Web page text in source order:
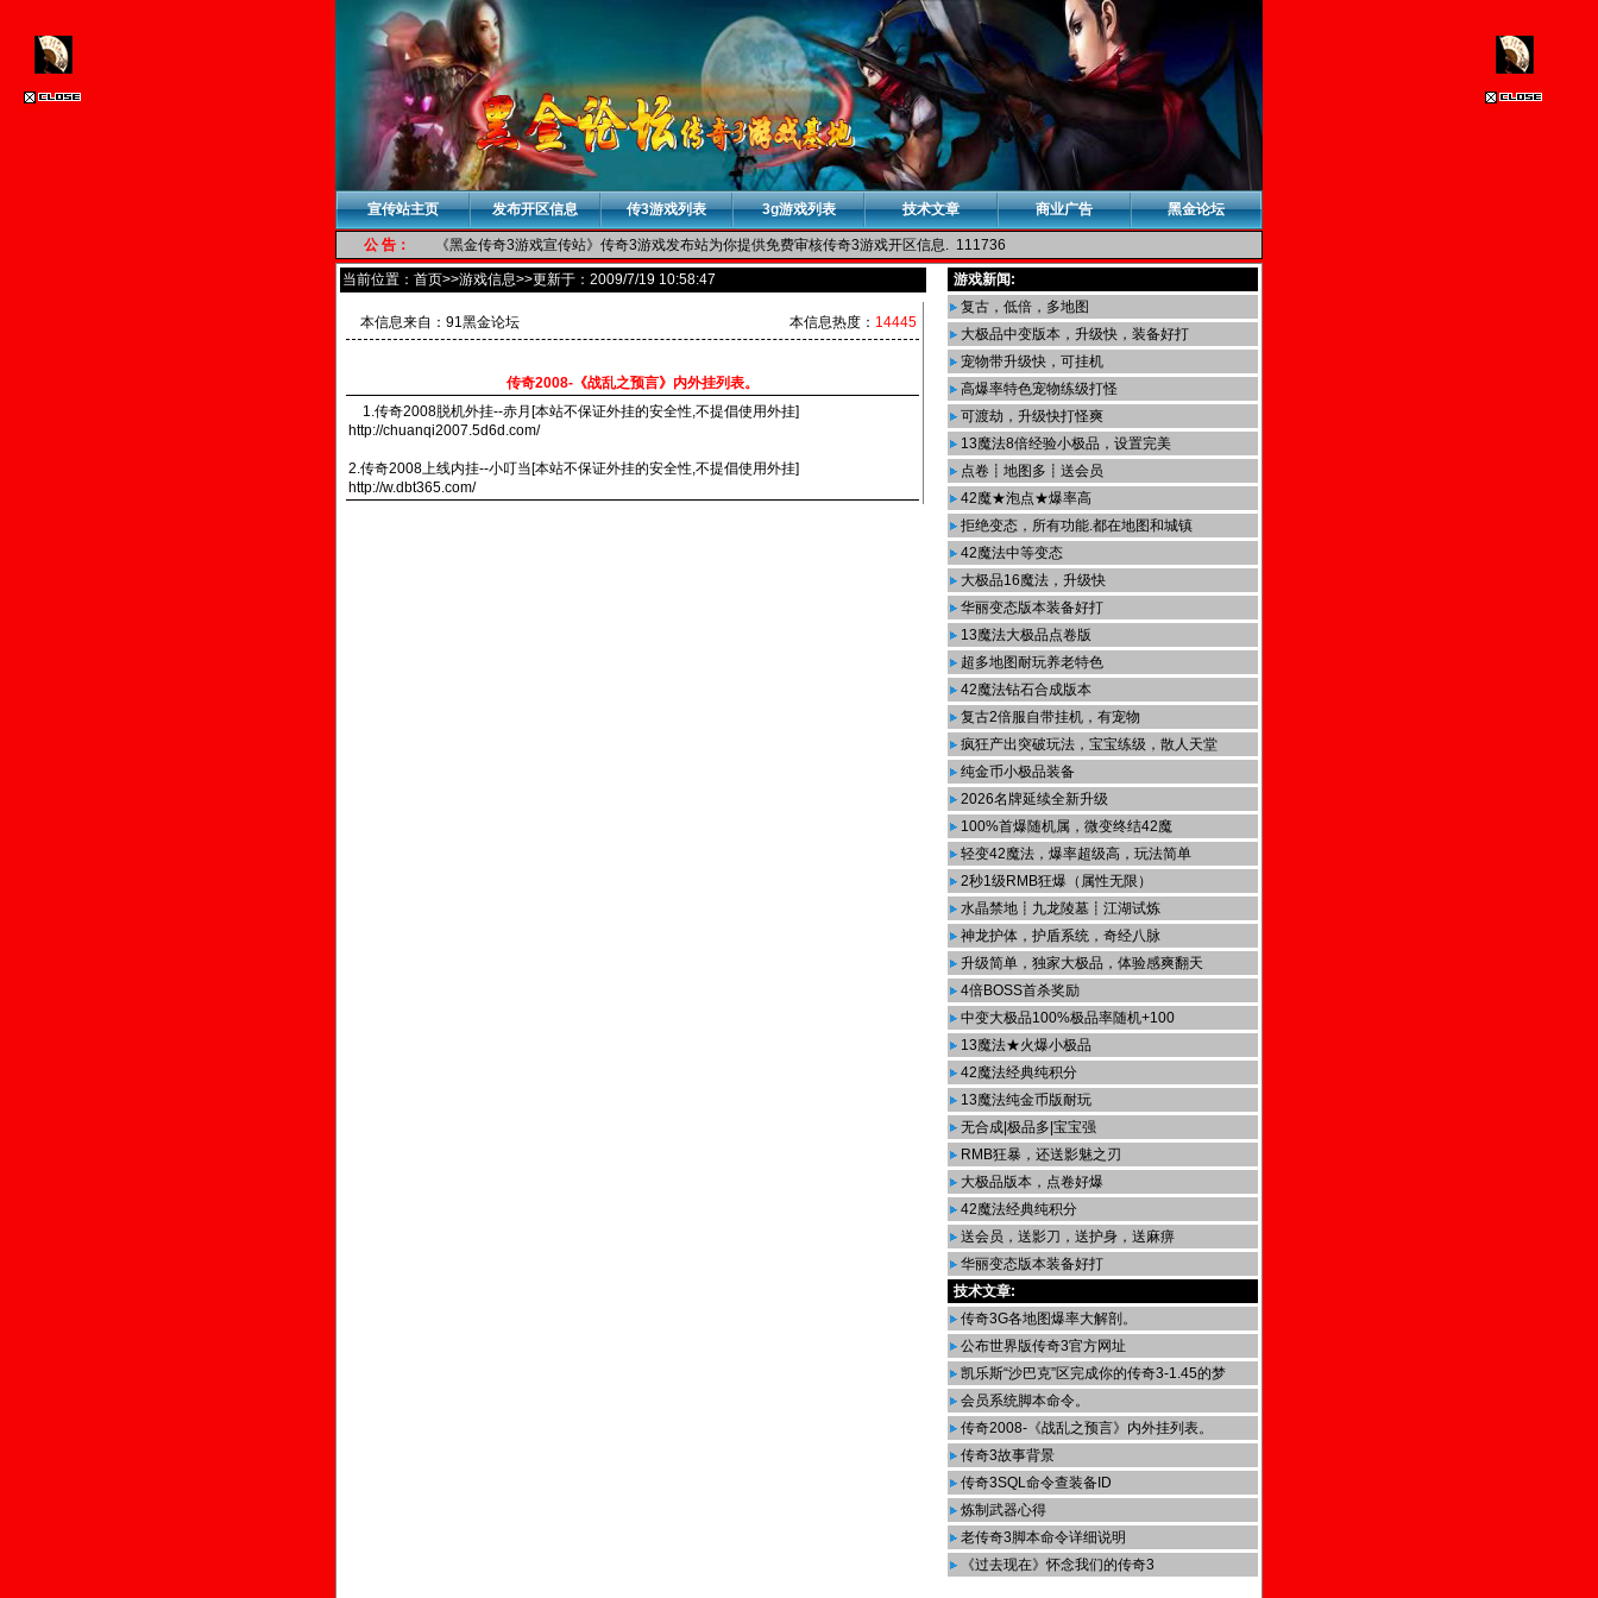
宣传站主页 发布开区信息 传3游戏列表 3g游戏列表 技术文章 商业广告 黑金论坛
公 告： 《黑金传奇3游戏宣传站》传奇3游戏发布站为你提供免费审核传奇3游戏开区信息. 111736
当前位置： 首页>>游戏信息>>更新于：2009/7/19 10:58:47
本信息来自： 91黑金论坛 本信息热度： 14445
传奇2008-《战乱之预言》内外挂列表。
1.传奇2008脱机外挂--赤月[本站不保证外挂的安全性,不提倡使用外挂]
http://chuanqi2007.5d6d.com/
2.传奇2008上线内挂--小叮当[本站不保证外挂的安全性,不提倡使用外挂]
http://w.dbt365.com/
游戏新闻:
复古，低倍，多地图
大极品中变版本，升级快，装备好打
宠物带升级快，可挂机
高爆率特色宠物练级打怪
可渡劫，升级快打怪爽
13魔法8倍经验小极品，设置完美
点卷┋地图多┋送会员
42魔★泡点★爆率高
拒绝变态，所有功能.都在地图和城镇
42魔法中等变态
大极品16魔法，升级快
华丽变态版本装备好打
13魔法大极品点卷版
超多地图耐玩养老特色
42魔法钻石合成版本
复古2倍服自带挂机，有宠物
疯狂产出突破玩法，宝宝练级，散人天堂
纯金币小极品装备
2026名牌延续全新升级
100%首爆随机属，微变终结42魔
轻变42魔法，爆率超级高，玩法简单
2秒1级RMB狂爆（属性无限）
水晶禁地┋九龙陵墓┋江湖试炼
神龙护体，护盾系统，奇经八脉
升级简单，独家大极品，体验感爽翻天
4倍BOSS首杀奖励
中变大极品100%极品率随机+100
13魔法★火爆小极品
42魔法经典纯积分
13魔法纯金币版耐玩
无合成|极品多|宝宝强
RMB狂暴，还送影魅之刃
大极品版本，点卷好爆
42魔法经典纯积分
送会员，送影刀，送护身，送麻痹
华丽变态版本装备好打
技术文章:
传奇3G各地图爆率大解剖。
公布世界版传奇3官方网址
凯乐斯“沙巴克”区完成你的传奇3-1.45的梦
会员系统脚本命令。
传奇2008-《战乱之预言》内外挂列表。
传奇3故事背景
传奇3SQL命令查装备ID
炼制武器心得
老传奇3脚本命令详细说明
《过去现在》怀念我们的传奇3